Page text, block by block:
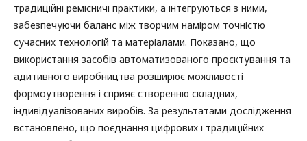
традиційні ремісничі практики, а інтегруються з ними,
забезпечуючи баланс між творчим наміром точністю
сучасних технологій та матеріалами. Показано, що
використання засобів автоматизованого проєктування та
адитивного виробництва розширює можливості
формоутворення і сприяє створенню складних,
індивідуалізованих виробів. За результатами дослідження
встановлено, що поєднання цифрових і традиційних